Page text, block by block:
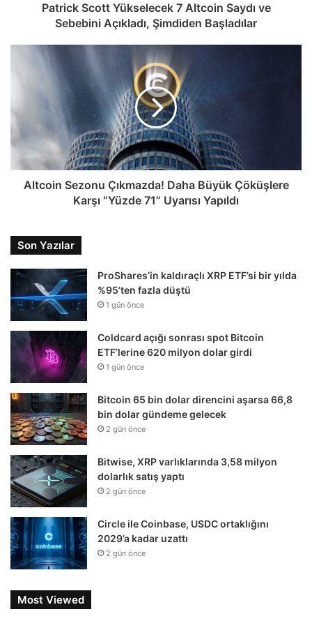
Patrick Scott Yükselecek 7 Altcoin Saydı ve
Sebebini Açıkladı, Şimdiden Başladılar
Altcoin Sezonu Çıkmazda! Daha Büyük Çöküşlere
Karşı “Yüzde 71” Uyarısı Yapıldı
Son Yazılar
ProShares’in kaldıraçlı XRP ETF’si bir yılda
%95’ten fazla düştü
1 gün önce
Coldcard açığı sonrası spot Bitcoin
ETF’lerine 620 milyon dolar girdi
1 gün önce
Bitcoin 65 bin dolar direncini aşarsa 66,8
bin dolar gündeme gelecek
2 gün önce
Bitwise, XRP varlıklarında 3,58 milyon
dolarlık satış yaptı
2 gün önce
Circle ile Coinbase, USDC ortaklığını
2029’a kadar uzattı
2 gün önce
Most Viewed